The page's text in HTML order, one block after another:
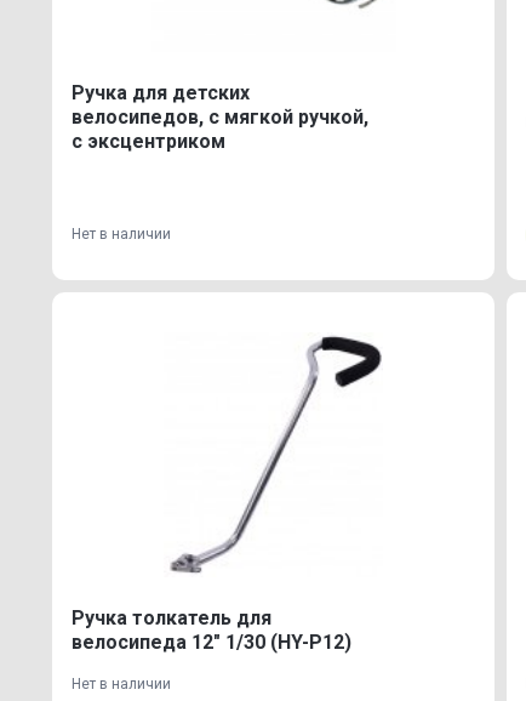
Ручка для детских
велосипедов, с мягкой ручкой,
с эксцентриком
Нет в наличии
Ручка толкатель для
велосипеда 12" 1/30 (HY-P12)
Нет в наличии